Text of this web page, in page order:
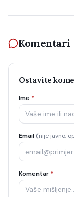
Komentari
Ostavite
Ime *
Email (nije javno,
Komentar *